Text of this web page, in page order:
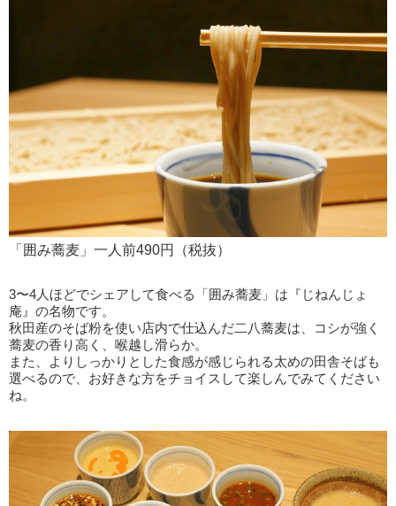
「囲み蕎麦」一人前490円（税抜）
3〜4人ほどでシェアして食べる「囲み蕎麦」は『じねんじょ
庵』の名物です。
秋田産のそば粉を使い店内で仕込んだ二八蕎麦は、コシが強く
蕎麦の香り高く、喉越し滑らか。
また、よりしっかりとした食感が感じられる太めの田舎そばも
選べるので、お好きな方をチョイスして楽しんでみてください
ね。